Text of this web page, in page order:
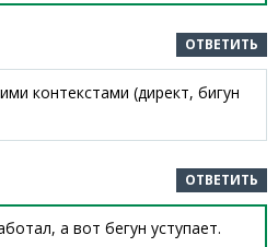
ОТВЕТИТЬ
контекстами (директ, бигун
ОТВЕТИТЬ
а вот бегун уступает.